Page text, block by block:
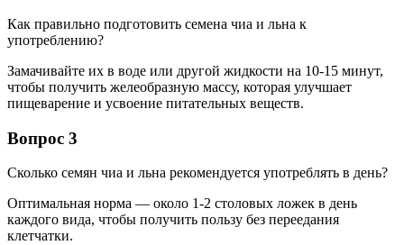
Как правильно подготовить семена чиа и льна к
употреблению?
Замачивайте их в воде или другой жидкости на 10-15 минут,
чтобы получить желеобразную массу, которая улучшает
пищеварение и усвоение питательных веществ.
Вопрос 3
Сколько семян чиа и льна рекомендуется употреблять в день?
Оптимальная норма — около 1-2 столовых ложек в день
каждого вида, чтобы получить пользу без переедания
клетчатки.